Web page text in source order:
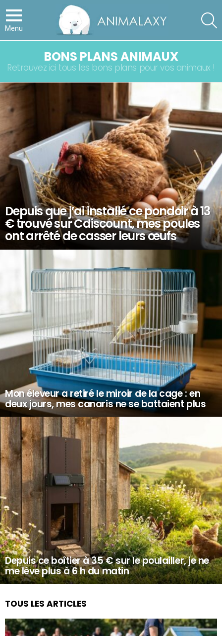
Menu
BONS PLANS ANIMAUX
Retrouvez ici tous les bons plans pour vos animaux !
LATEST
Depuis que j’ai installé ce pondoir à 13
€ trouvé sur Cdiscount, mes poules
ont arrêté de casser leurs œufs
Mon éleveur a retiré le miroir de la cage : en
deux jours, mes canaris ne se battaient plus
Depuis ce boîtier à 35 € sur le poulailler, je ne
me lève plus à 6 h du matin
TOUS LES ARTICLES